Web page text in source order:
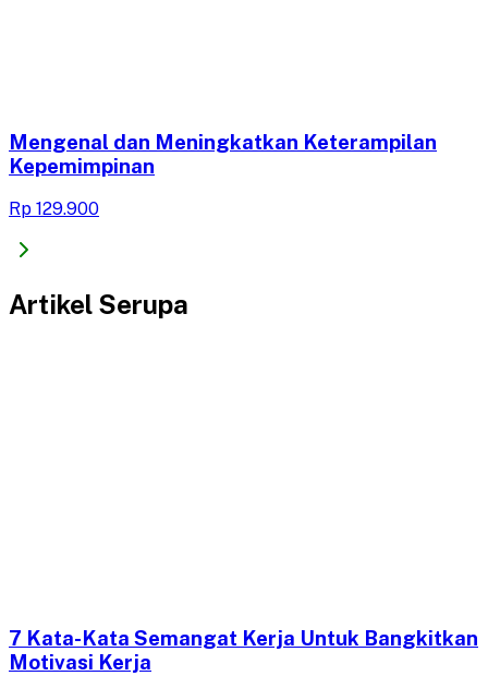
Mengenal dan Meningkatkan Keterampilan
Kepemimpinan
Rp 129.900
Artikel Serupa
7 Kata-Kata Semangat Kerja Untuk Bangkitkan
Motivasi Kerja